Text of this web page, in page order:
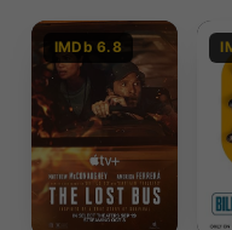
IMDb 6.8